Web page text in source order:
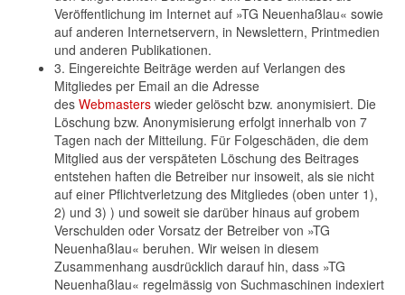
Veröffentlichung im Internet auf »TG Neuenhaßlau« sowie
auf anderen Internetservern, in Newslettern, Printmedien
und anderen Publikationen.
3. Eingereichte Beiträge werden auf Verlangen des
Mitgliedes per Email an die Adresse
des Webmasters wieder gelöscht bzw. anonymisiert. Die
Löschung bzw. Anonymisierung erfolgt innerhalb von 7
Tagen nach der Mitteilung. Für Folgeschäden, die dem
Mitglied aus der verspäteten Löschung des Beitrages
entstehen haften die Betreiber nur insoweit, als sie nicht
auf einer Pflichtverletzung des Mitgliedes (oben unter 1),
2) und 3) ) und soweit sie darüber hinaus auf grobem
Verschulden oder Vorsatz der Betreiber von »TG
Neuenhaßlau« beruhen. Wir weisen in diesem
Zusammenhang ausdrücklich darauf hin, dass »TG
Neuenhaßlau« regelmässig von Suchmaschinen indexiert